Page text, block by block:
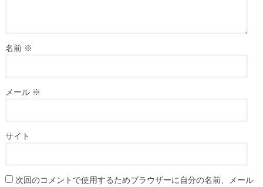
名前 ※
メール ※
サイト
次回のコメントで使用するためブラウザーに自分の名前、メール